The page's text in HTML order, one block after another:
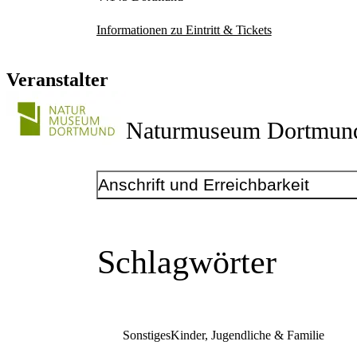
Informationen zu Eintritt & Tickets
Veranstalter
Naturmuseum
Anschrift und Erreichbarkeit
Unter dieser Nummer ist der Telefondienst für die
Buchung von Bildungsprogrammen mittwochs,
Instagram
Schlagwörter
SonstigesKinder, Jugendliche & Familie